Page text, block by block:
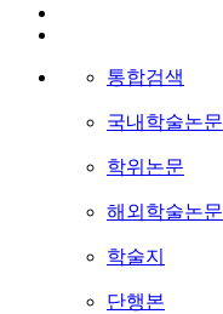
통합검색
국내학술논문
학위논문
해외학술논문
학술지
단행본